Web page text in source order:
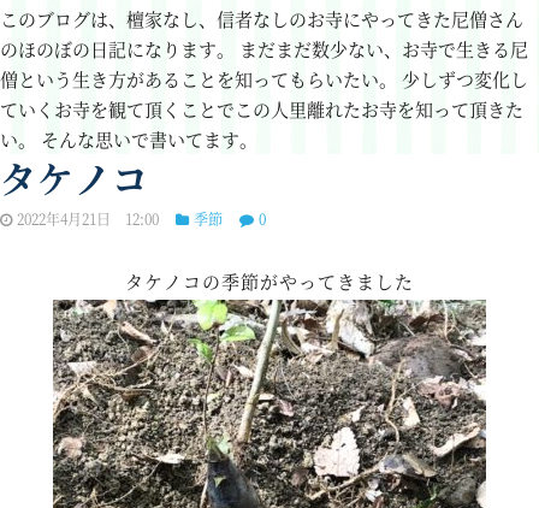
このブログは、檀家なし、信者なしのお寺にやってきた尼僧さん
のほのぼの日記になります。 まだまだ数少ない、お寺で生きる尼
僧という生き方があることを知ってもらいたい。
少しずつ変化し
ていくお寺を観て頂くことでこの人里離れたお寺を知って頂きた
い。 そんな思いで書いてます。
タケノコ
2022年4月21日 12:00 季節 0
タケノコの季節がやってきました